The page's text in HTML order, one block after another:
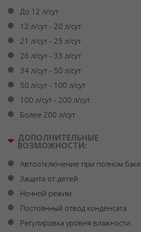
До 12 л/сут
12 л/сут - 20 л/сут
21 л/сут - 25 л/сут
26 л/сут - 33 л/сут
34 л/сут - 50 л/сут
50 л/сут - 100 л/сут
100 л/сут - 200 л/сут
Более 200 л/сут
ДОПОЛНИТЕЛЬНЫЕ
ВОЗМОЖНОСТИ:
Автоотключение при полном баке
Защита от детей
Ночной режим
Постоянный отвод конденсата
Регулировка уровня влажности